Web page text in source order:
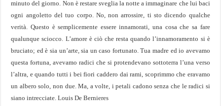
minuto del giorno. Non è restare sveglia la notte a immaginare che lui baci
ogni angoletto del tuo corpo. No, non arrossire, ti sto dicendo qualche
verità. Questo è semplicemente essere innamorati, una cosa che sa fare
qualunque sciocco. L’amore è ciò che resta quando l’innamoramento si è
bruciato; ed è sia un’arte, sia un caso fortunato. Tua madre ed io avevamo
questa fortuna, avevamo radici che si protendevano sottoterra l’una verso
l’altra, e quando tutti i bei fiori caddero dai rami, scoprimmo che eravamo
un albero solo, non due. Ma, a volte, i petali cadono senza che le radici si
siano intrecciate. Louis De Bernieres